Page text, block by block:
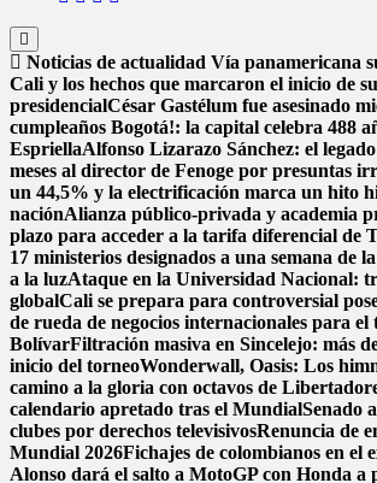
Noticias de actualidad Vía panamericana
Cali y los hechos que marcaron el inicio de
presidencialCésar Gastélum fue asesinado
cumpleaños Bogotá!: la capital celebra 488
EspriellaAlfonso Lizarazo Sánchez: el
meses al director de Fenoge por presuntas
un 44,5% y la electrificación marca un hito
naciónAlianza público-privada y academia
plazo para acceder a la tarifa diferencial de
17 ministerios designados a una semana de
a la luzAtaque en la Universidad Nacional:
globalCali se prepara para controversial
de rueda de negocios internacionales para
BolívarFiltración masiva en Sincelejo: más
inicio del torneoWonderwall, Oasis: Los
camino a la gloria con octavos de
calendario apretado tras el MundialSenado
clubes por derechos televisivosRenuncia de
Mundial 2026Fichajes de colombianos en el
Alonso dará el salto a MotoGP con Honda